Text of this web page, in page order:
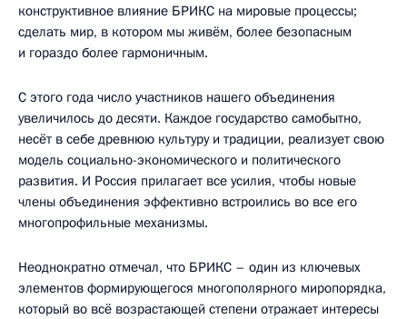
конструктивное влияние БРИКС на мировые процессы;
сделать мир, в котором мы живём, более безопасным
и гораздо более гармоничным.
С этого года число участников нашего объединения
увеличилось до десяти. Каждое государство самобытно,
несёт в себе древнюю культуру и традиции, реализует свою
модель социально-экономического и политического
развития. И Россия прилагает все усилия, чтобы новые
члены объединения эффективно встроились во все его
многопрофильные механизмы.
Неоднократно отмечал, что БРИКС – один из ключевых
элементов формирующегося многополярного миропорядка,
который во всё возрастающей степени отражает интересы